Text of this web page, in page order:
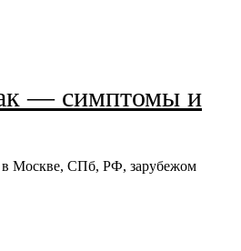
— симптомы и
в Москве, СПб, РФ, зарубежом